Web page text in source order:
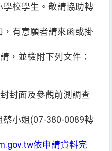
校學生。敬請協助轉
有意願者請來函或掛
，並檢附下列文件：
封面及參觀前測調查
小姐(07-380-0089轉
依申請資料完